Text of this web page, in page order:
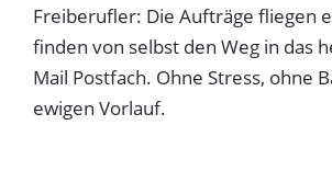
Freiberufler: Die Aufträge fliegen
finden von selbst den Weg in das
Mail Postfach. Ohne Stress, ohne
ewigen Vorlauf.